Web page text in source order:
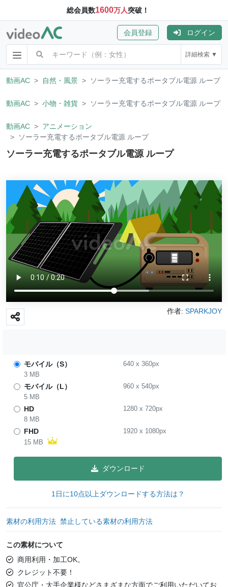
総会員数1600万人突破！
会員登録 ログイン
詳細検索 ▼
動画AC 自然・風景 ソーラー充電するポータブル電源 ループ
動画AC 小物・雑貨 ソーラー充電するポータブル電源 ループ
動画AC
アニメーション
ソーラー充電するポータブル電源 ループ
ソーラー充電するポータブル電源 ループ
作者: SPARKJOY
モバイル（S） 640x 360px
3 MB
モバイル（L） 960x 540px
5 MB
HD 1280x 720px
8 MB
FHD 1920x 1080px
15 MB
ダウンロード
1日に10点以上ダウンロードする方法は？
素材の利用方法 禁止している素材の利用方法
この素材について
商用利用・加工OK。
クレジット不要！
官公庁・大手企業様などさまざまな方面でご利用いただいてお